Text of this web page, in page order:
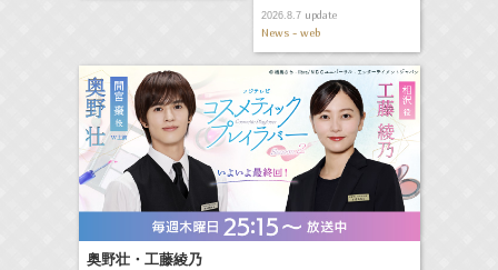
2026.8.7update
News - web
奥野壮・工藤綾乃